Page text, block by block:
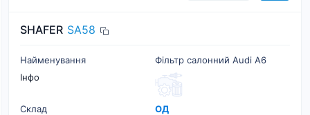
SHAFER SA58
Найменування
Фільтр салонний Audi A6
Інфо
Склад
ОД